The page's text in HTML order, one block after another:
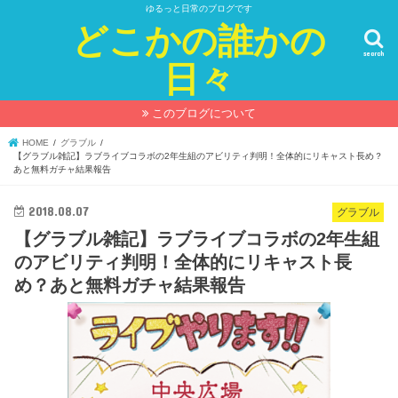
ゆるっと日常のブログです
どこかの誰かの
日々
search
このブログについて
HOME
グラブル
【グラブル雑記】ラブライブコラボの2年生組のアビリティ判明！全体的にリキャスト長め？
あと無料ガチャ結果報告
グラブル
2018.08.07
【グラブル雑記】ラブライブコラボの2年生組
のアビリティ判明！全体的にリキャスト長
め？あと無料ガチャ結果報告